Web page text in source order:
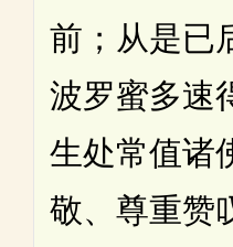
前；从是已
波罗蜜多速
生处常值诸
敬、尊重赞